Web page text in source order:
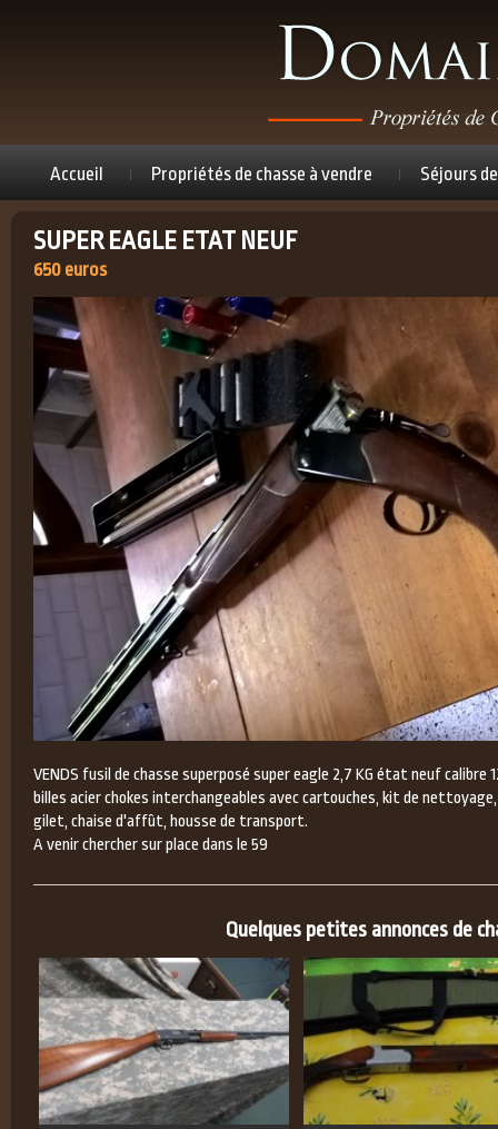
Accueil Propriétés de chasse à vendre Séjours
SUPER EAGLE ETAT NEUF
650 euros
VENDS fusil de chasse superposé super eagle 2,7 KG état neuf calibre
billes acier chokes interchangeables avec cartouches, kit de
gilet, chaise d'affût, housse de transport.
A venir chercher sur place dans le 59
Quelques petites annonces de